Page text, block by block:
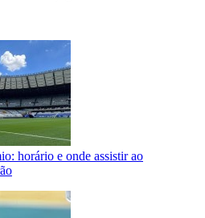
horário e onde assistir ao